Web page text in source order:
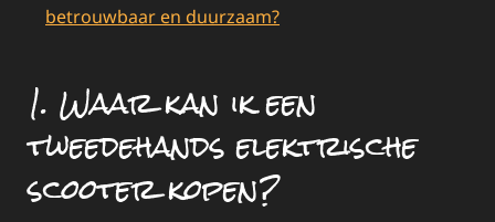
betrouwbaar en duurzaam?
1. Waar kan ik een
tweedehands elektrische
scooter kopen?